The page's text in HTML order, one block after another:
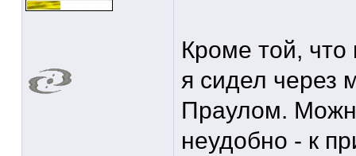
Кроме той, что
я сидел через
Праулом.
неудобно - к